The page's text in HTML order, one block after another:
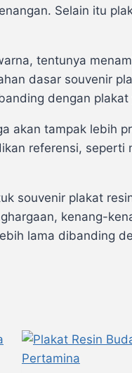
Selain itu
tentunya
dasar souvenir
dengan plakat
akan tampak lebih
referensi, seperti
souvenir plakat
kenang-
lama dibanding